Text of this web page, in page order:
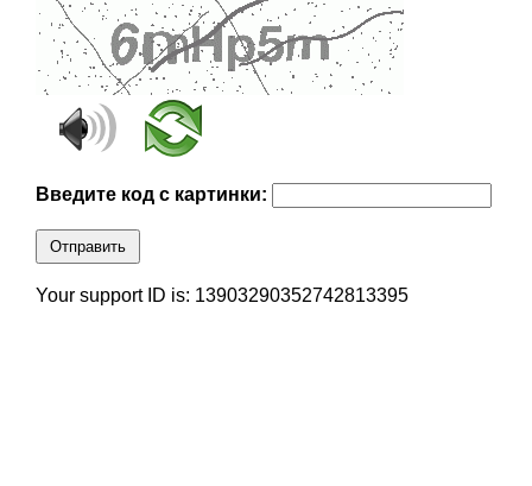
Введите код с картинки:
Отправить
Your support ID is: 13903290352742813395